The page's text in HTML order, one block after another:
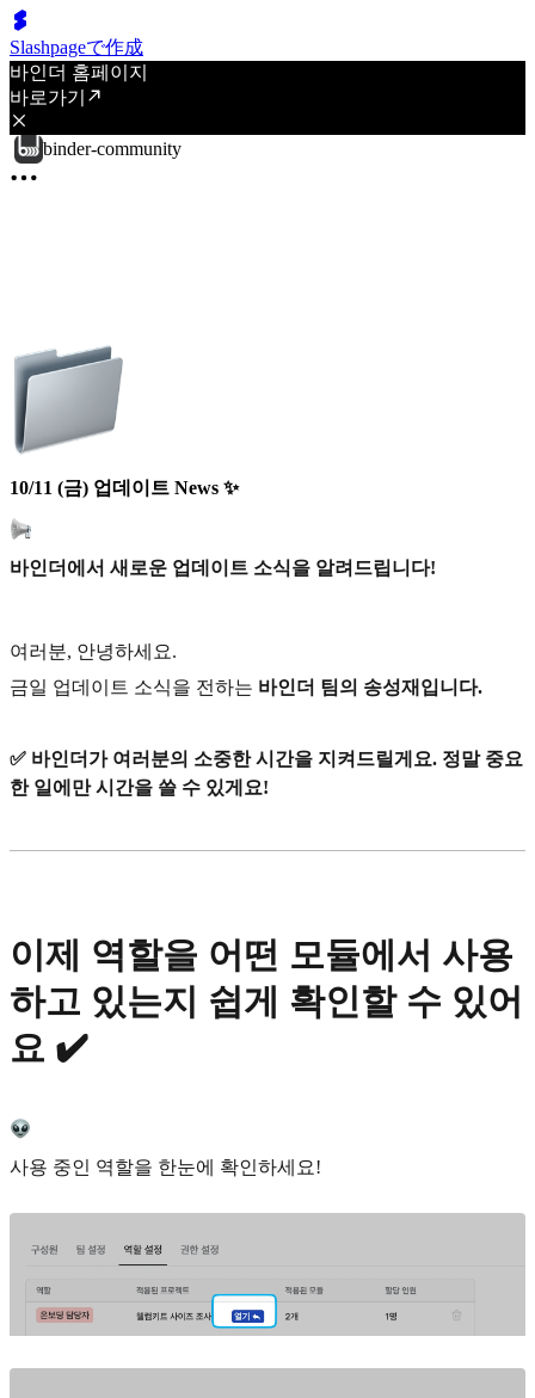
Slashpageで作成
바인더 홈페이지
바로가기
binder-community
10/11 (금) 업데이트 News ✨
바인더에서 새로운 업데이트 소식을 알려드립니다!
여러분, 안녕하세요.
금일 업데이트 소식을 전하는 바인더 팀의 송성재입니다.
✅ 바인더가 여러분의 소중한 시간을 지켜드릴게요. 정말 중요
한 일에만 시간을 쓸 수 있게요!
이제 역할을 어떤 모듈에서 사용
하고 있는지 쉽게 확인할 수 있어
요 ✔️
사용 중인 역할을 한눈에 확인하세요!